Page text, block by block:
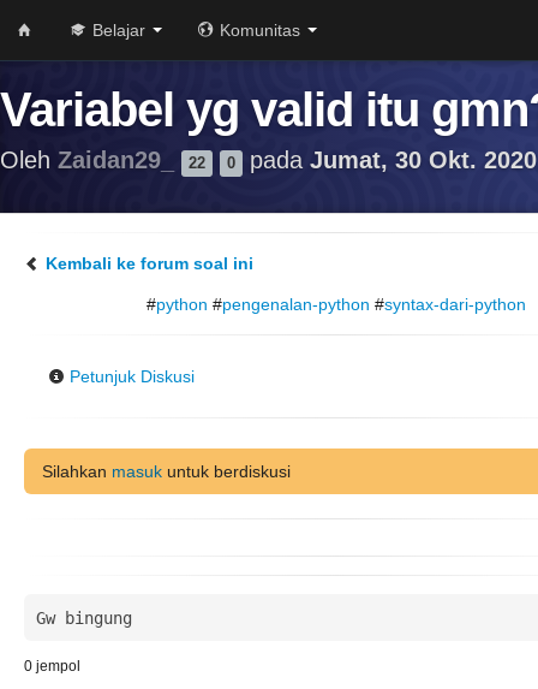
Belajar Komunitas
Variabel yg valid itu
Oleh Zaidan29_ 22 0 pada Jumat, 30 Okt.
Kembali ke forum soal ini
#python #pengenalan-python #syntax-dari-python
Petunjuk Diskusi
Silahkan masuk untuk berdiskusi
Gw bingung
0 jempol